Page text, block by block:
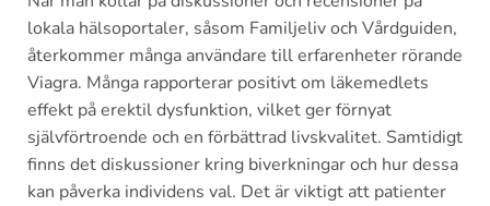
lokala hälsoportaler, såsom Familjeliv och Vårdguiden,
återkommer många användare till erfarenheter rörande
Viagra. Många rapporterar positivt om läkemedlets
effekt på erektil dysfunktion, vilket ger förnyat
självförtroende och en förbättrad livskvalitet. Samtidigt
finns det diskussioner kring biverkningar och hur dessa
kan påverka individens val. Det är viktigt att patienter